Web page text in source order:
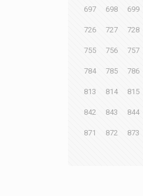
697 698 699
726 727 728
755 756 757
784 785 786
813 814 815
842 843 844
871 872 873